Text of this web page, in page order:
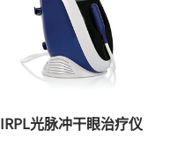
IRPL光脉冲干眼治疗仪